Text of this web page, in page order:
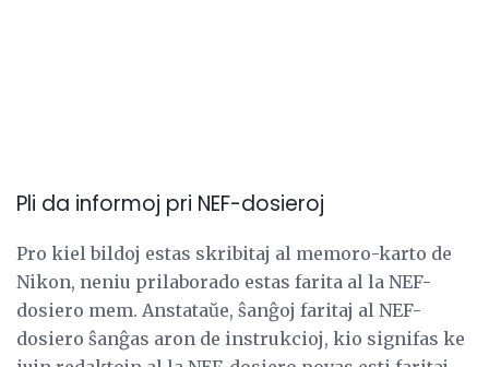
Pli da informoj pri NEF-dosieroj
Pro kiel bildoj estas skribitaj al memoro-karto de
Nikon, neniu prilaborado estas farita al la NEF-
dosiero mem. Anstataŭe, ŝanĝoj faritaj al NEF-
dosiero ŝanĝas aron de instrukcioj, kio signifas ke